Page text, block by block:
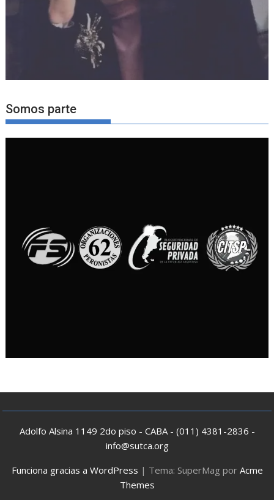
Somos parte
Adolfo Alsina 1149 2do piso - CABA - (011) 4381-2836 -
info@sutca.org
Funciona gracias a WordPress | Tema: SuperMag por Acme
Themes